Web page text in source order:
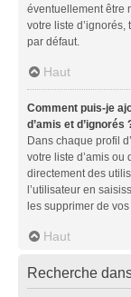
éventuellement être
votre liste
par défaut.
Haut
Comment puis-je
d’amis et d’ignorés
Dans chaque profil
votre liste d’amis ou
directement des
l’utilisateur en
les supprimer de
Haut
Recherche